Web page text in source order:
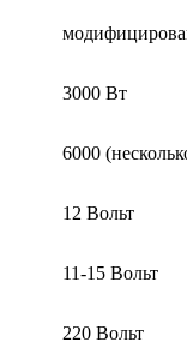
3000 Вт
6000
12 Вольт
11-15 Вольт
220 Вольт